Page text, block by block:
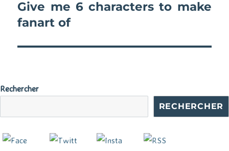
Publication
suivante :
Give me 6 characters to make
fanart of
Rechercher
RECHERCHER